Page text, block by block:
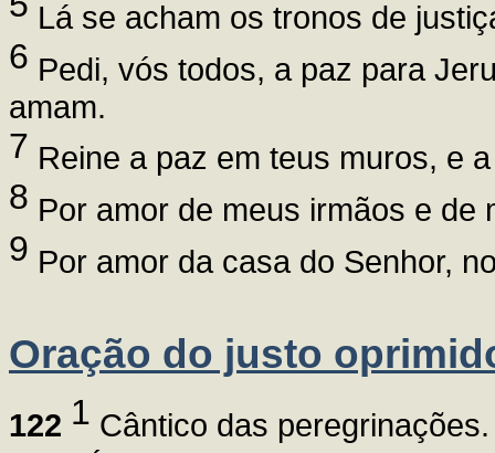
Lá se acham os tronos de
6 Pedi, vós todos, a paz para
amam.
7 Reine a paz em teus muros, e
8 Por amor de meus irmãos e de
9 Por amor da casa do Senhor,
Oração do justo
122 1 Cântico das